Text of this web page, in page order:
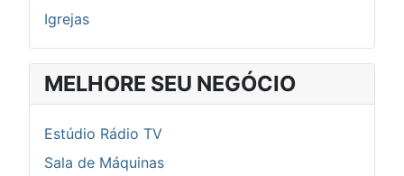
Igrejas
MELHORE SEU NEGÓCIO
Estúdio Rádio TV
Sala de Máquinas